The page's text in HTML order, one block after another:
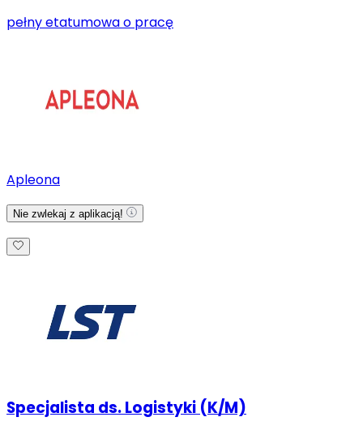
pełny etatumowa o pracę
Apleona
Nie zwlekaj z aplikacją!
Specjalista ds. Logistyki (K/M)